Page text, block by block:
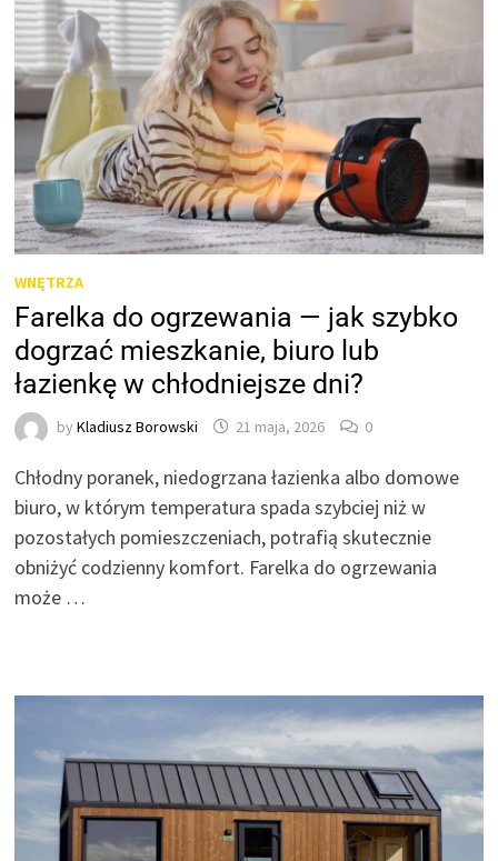
WNĘTRZA
Farelka do ogrzewania — jak szybko
dogrzać mieszkanie, biuro lub
łazienkę w chłodniejsze dni?
byKladiusz Borowski 21 maja, 2026 0
Chłodny poranek, niedogrzana łazienka albo domowe
biuro, w którym temperatura spada szybciej niż w
pozostałych pomieszczeniach, potrafią skutecznie
obniżyć codzienny komfort. Farelka do ogrzewania
może …